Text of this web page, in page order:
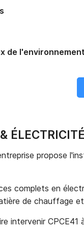
de
propose
complets en
de chauffage
intervenir CPCE41